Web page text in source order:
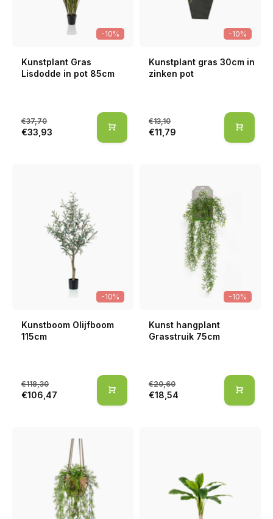
-10%
Kunstplant Gras
Lisdodde in pot 85cm
€37,70
€33,93
-10%
Kunstplant gras 30cm in
zinken pot
€13,10
€11,79
-10%
Kunstboom Olijfboom
115cm
€118,30
€106,47
-10%
Kunst hangplant
Grasstruik 75cm
€20,60
€18,54